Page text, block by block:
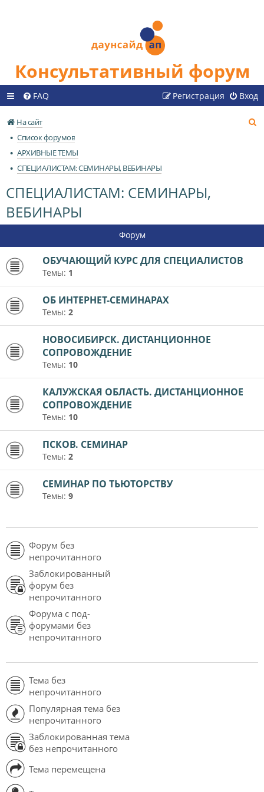
Консультативный форум
FAQ Вход
Регистрация
На сайт
Список форумов
АРХИВНЫЕ ТЕМЫ
СПЕЦИАЛИСТАМ: СЕМИНАРЫ, ВЕБИНАРЫ
СПЕЦИАЛИСТАМ: СЕМИНАРЫ,
ВЕБИНАРЫ
Форум
ОБУЧАЮЩИЙ КУРС ДЛЯ СПЕЦИАЛИСТОВ
Темы: 1
ОБ ИНТЕРНЕТ-СЕМИНАРАХ
Темы: 2
НОВОСИБИРСК. ДИСТАНЦИОННОЕ
СОПРОВОЖДЕНИЕ
Темы: 10
КАЛУЖСКАЯ ОБЛАСТЬ. ДИСТАНЦИОННОЕ
СОПРОВОЖДЕНИЕ
Темы: 10
ПСКОВ. СЕМИНАР
Темы: 2
СЕМИНАР ПО ТЬЮТОРСТВУ
Темы: 9
Форум без
непрочитанного
Заблокированный
форум без
непрочитанного
Форума с под-
форумами без
непрочитанного
Тема без
непрочитанного
Популярная тема без
непрочитанного
Заблокированная тема
без непрочитанного
Тема перемещена